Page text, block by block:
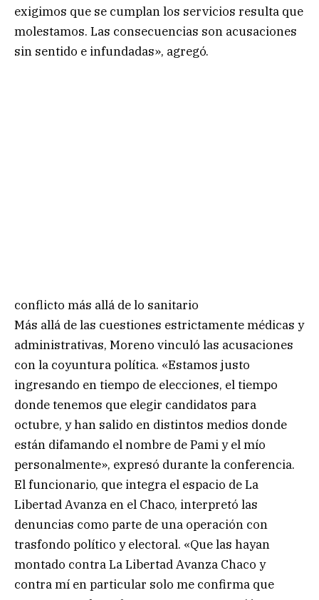
exigimos que se cumplan los servicios resulta que
molestamos. Las consecuencias son acusaciones
sin sentido e infundadas», agregó.
conflicto más allá de lo sanitario
Más allá de las cuestiones estrictamente médicas y
administrativas, Moreno vinculó las acusaciones
con la coyuntura política. «Estamos justo
ingresando en tiempo de elecciones, el tiempo
donde tenemos que elegir candidatos para
octubre, y han salido en distintos medios donde
están difamando el nombre de Pami y el mío
personalmente», expresó durante la conferencia.
El funcionario, que integra el espacio de La
Libertad Avanza en el Chaco, interpretó las
denuncias como parte de una operación con
trasfondo político y electoral. «Que las hayan
montado contra La Libertad Avanza Chaco y
contra mí en particular solo me confirma que